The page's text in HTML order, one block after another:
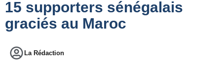
15 supporters sénégalais
graciés au Maroc
La Rédaction